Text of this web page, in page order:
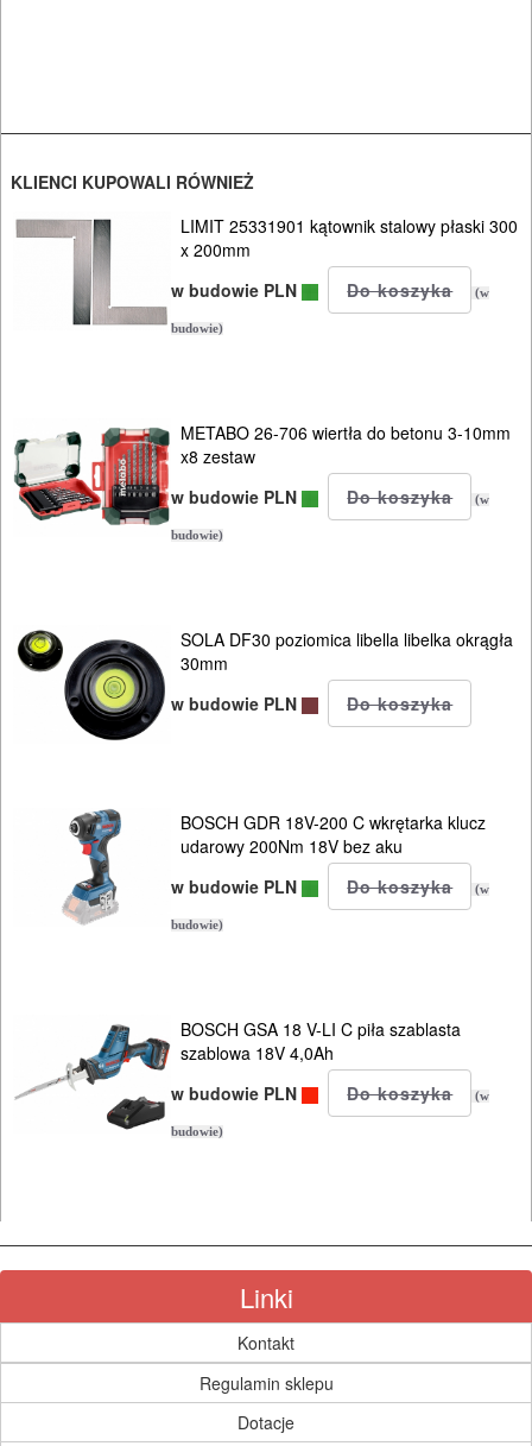
KLIENCI KUPOWALI RÓWNIEŻ
LIMIT 25331901 kątownik stalowy płaski 300
x 200mm
w budowie PLN
(w
budowie)
METABO 26-706 wiertła do betonu 3-10mm
x8 zestaw
w budowie PLN
(w
budowie)
SOLA DF30 poziomica libella libelka okrągła
30mm
w budowie PLN
BOSCH GDR 18V-200 C wkrętarka klucz
udarowy 200Nm 18V bez aku
w budowie PLN
(w
budowie)
BOSCH GSA 18 V-LI C piła szablasta
szablowa 18V 4,0Ah
w budowie PLN
(w
budowie)
Linki
Kontakt
Regulamin sklepu
Dotacje